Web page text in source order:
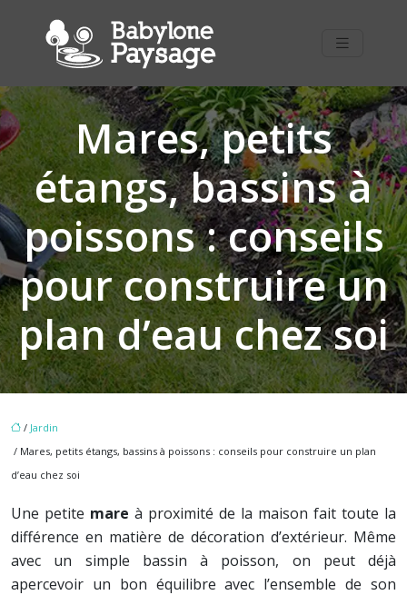
Mares, petits
étangs, bassins à
poissons : conseils
pour construire un
plan d’eau chez soi
/ Jardin
/ Mares, petits étangs, bassins à poissons : conseils pour construire un plan
d’eau chez soi
Une petite mare à proximité de la maison fait toute la
différence en matière de décoration d’extérieur. Même
avec un simple bassin à poisson, on peut déjà
apercevoir un bon équilibre avec l’ensemble de son